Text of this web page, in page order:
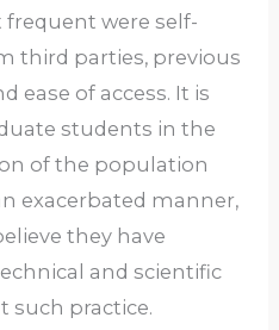
were self-
third parties, previous
ease of access. It is
students in the
of the population
exacerbated manner,
they have
and scientific
such practice.